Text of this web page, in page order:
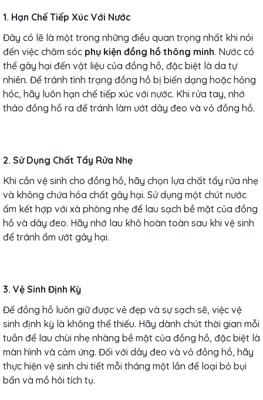
1. Hạn Chế Tiếp Xúc Với Nước
Đây có lẽ là một trong những điều quan trọng nhất khi nói
đến việc chăm sóc phụ kiện đồng hồ thông minh. Nước có
thể gây hại đến vật liệu của đồng hồ, đặc biệt là da tự
nhiên. Để tránh tình trạng đồng hồ bị biến dạng hoặc hỏng
hóc, hãy luôn hạn chế tiếp xúc với nước. Khi rửa tay, nhớ
tháo đồng hồ ra để tránh làm ướt dây đeo và vỏ đồng hồ.
2. Sử Dụng Chất Tẩy Rửa Nhẹ
Khi cần vệ sinh cho đồng hồ, hãy chọn lựa chất tẩy rửa nhẹ
và không chứa hóa chất gây hại. Sử dụng một chút nước
ấm kết hợp với xà phòng nhẹ để lau sạch bề mặt của đồng
hồ và dây đeo. Hãy nhớ lau khô hoàn toàn sau khi vệ sinh
để tránh ẩm ướt gây hại.
3. Vệ Sinh Định Kỳ
Để đồng hồ luôn giữ được vẻ đẹp và sự sạch sẽ, việc vệ
sinh định kỳ là không thể thiếu. Hãy dành chút thời gian mỗi
tuần để lau chùi nhẹ nhàng bề mặt của đồng hồ, đặc biệt là
màn hình và cảm ứng. Đối với dây đeo và vỏ đồng hồ, hãy
thực hiện vệ sinh chi tiết mỗi tháng một lần để loại bỏ bụi
bẩn và mồ hôi tích tụ.